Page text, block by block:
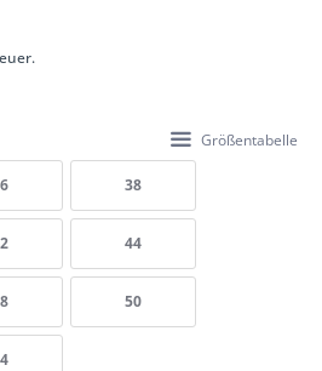
Größentabelle
38
44
50